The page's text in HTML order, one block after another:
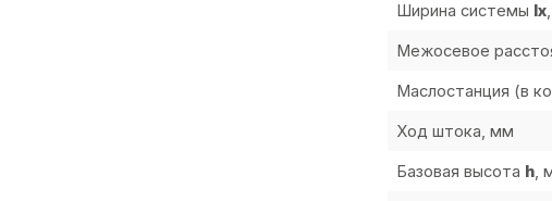
Ширина системы lx
Межосевое
Маслостанция (в
Ход штока, мм
Базовая высота h,